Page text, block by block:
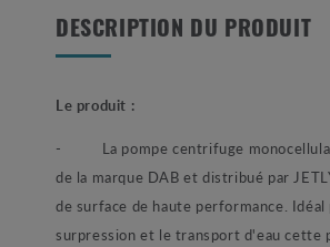
DESCRIPTION DU PRODUIT
Le produit :
- La pompe centrifuge
de la marque DAB et distribué par
de surface de haute performance. Idéal
surpression et le transport d'eau cette